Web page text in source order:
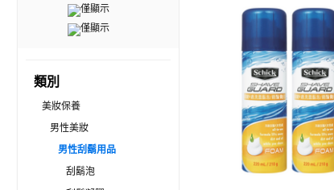
僅顯示
僅顯示
類別
美妝保養
男性美妝
男性刮鬍用品
刮鬍泡